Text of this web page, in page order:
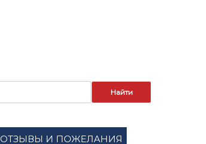
ОТЗЫВЫ И ПОЖЕЛАНИЯ